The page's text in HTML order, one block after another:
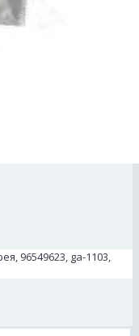
96549623, ga-1103,